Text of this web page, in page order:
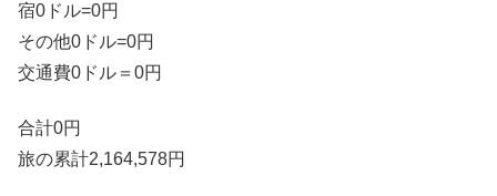
宿0ドル=0円
その他0ドル=0円
交通費0ドル＝0円
合計0円
旅の累計2,164,578円